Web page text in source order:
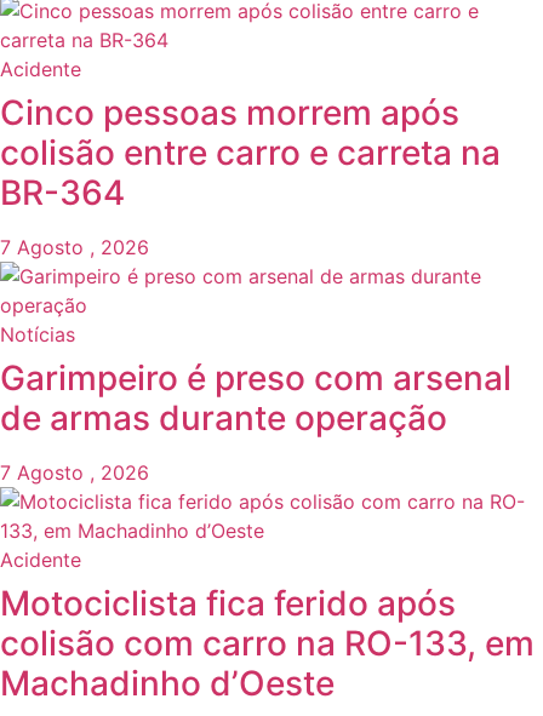
Acidente
Cinco pessoas morrem após
colisão entre carro e carreta na
BR-364
7 Agosto , 2026
Notícias
Garimpeiro é preso com arsenal
de armas durante operação
7 Agosto , 2026
Acidente
Motociclista fica ferido após
colisão com carro na RO-133, em
Machadinho d’Oeste